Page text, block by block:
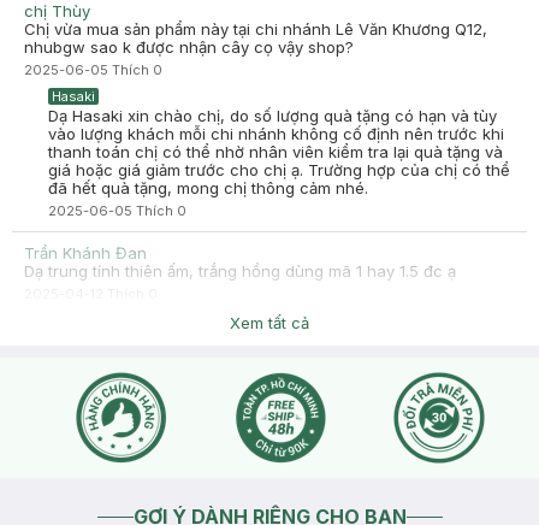
chị Thùy
Chị vừa mua sản phẩm này tại chi nhánh Lê Văn Khương Q12,
nhubgw sao k được nhận cây cọ vậy shop?
2025-06-05 Thích 0
Hasaki
Dạ Hasaki xin chào chị, do số lượng quà tặng có hạn và tùy
vào lượng khách mỗi chi nhánh không cố định nên trước khi
thanh toán chị có thể nhờ nhân viên kiểm tra lại quà tặng và
giá hoặc giá giảm trước cho chị ạ. Trường hợp của chị có thể
đã hết quà tặng, mong chị thông cảm nhé.
2025-06-05 Thích 0
Trần Khánh Đan
Dạ trung tính thiên ấm, trắng hồng dùng mã 1 hay 1.5 đc ạ
bạn nhé !
2025-04-12Thích
Xem tất cả
GỢI Ý DÀNH RIÊNG CHO BẠN